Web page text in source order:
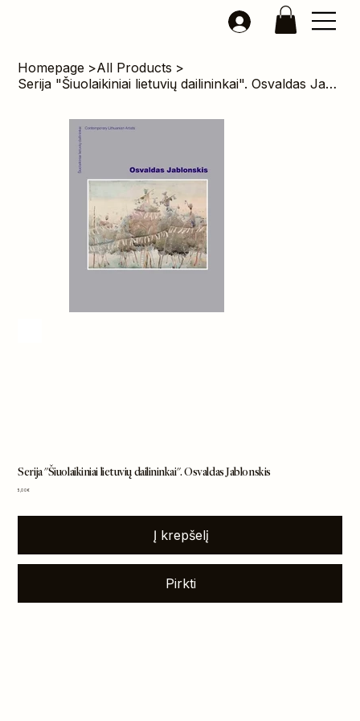
Homepage >All Products >
Serija "Šiuolaikiniai lietuvių dailininkai". Osvaldas Jablonskis
Serija "Šiuolaikiniai lietuvių dailininkai". Osvaldas Jablonskis
Kaina
5,00 €
Į krepšelį
Pirkti